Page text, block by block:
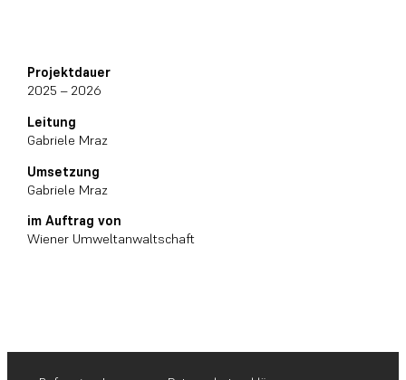
Projektdauer
2025 – 2026
Leitung
Gabriele Mraz
Umsetzung
Gabriele Mraz
im Auftrag von
Wiener Umweltanwaltschaft